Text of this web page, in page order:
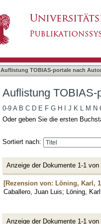
Auflistung TOBIAS-portale nach
Auflistung TOBIAS-
0-9 A B C D E F G H J K L M N
Oder geben Sie die ersten
Sortiert nach:
Anzeige der Dokumente 1-1 von
[Rezension von: Löning, Karl,
Caballero, Juan Luis; Löning, Karl
Anzeige der Dokumente 1-1 von